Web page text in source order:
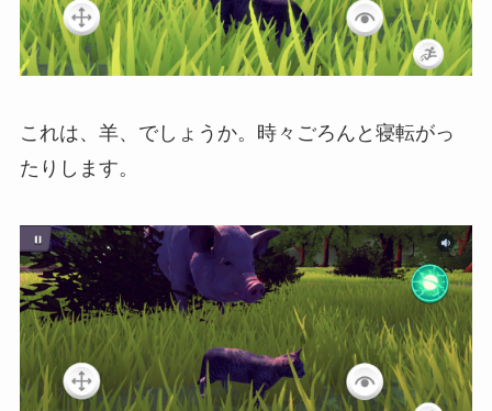
これは、羊、でしょうか。時々ごろんと寝転がっ
たりします。